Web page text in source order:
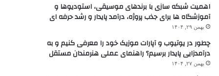
اهمیت شبکه سازی با برندهای موسیقی، استودیوها و
آموزشگاه ها برای جذب پروژه، درآمد پایدار و رشد حرفه ای
بهمن ۲۹, ۱۴۰۴
چطور در یوتیوب و آپارات موزیک خود را معرفی کنیم و به
درآمدزایی پایدار برسیم؟ راهنمای عملی هنرمندان مستقل
بهمن ۲۷, ۱۴۰۴